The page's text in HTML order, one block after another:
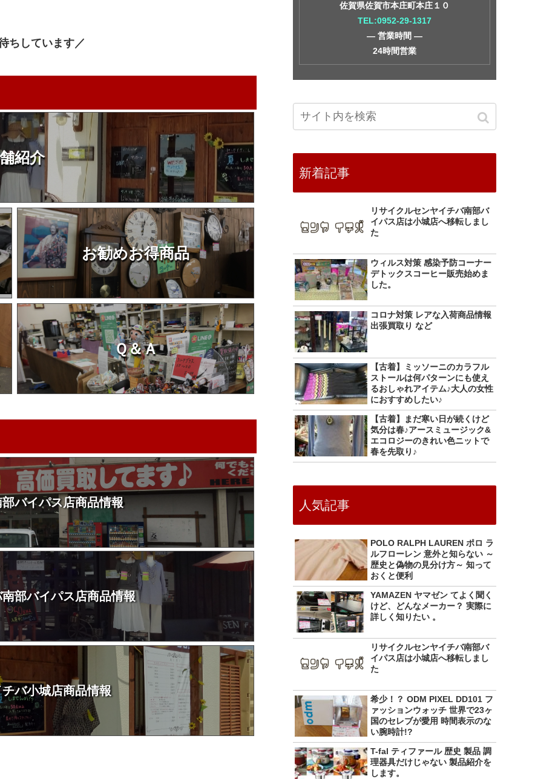
ちしています／
紹介
お勧めお得商品
Ｑ＆Ａ
バイパス店商品情報
部バイパス店商品情報
バ小城店商品情報
佐賀県佐賀市本庄町本庄１０
TEL:0952-29-1317
― 営業時間 ―
24時間営業
新着記事
リサイクルセンヤイチバ南部バ
イパス店は小城店へ移転しまし
た
ウィルス対策 感染予防コーナー
デトックスコーヒー販売始めま
した。
コロナ対策 レアな入荷商品情報
出張買取り など
【古着】ミッソーニのカラフル
ストールは何パターンにも使え
るおしゃれアイテム♪大人の女性
におすすめしたい♪
【古着】まだ寒い日が続くけど
気分は春♪アースミュージック&
エコロジーのきれい色ニットで
春を先取り♪
人気記事
POLO RALPH LAUREN ポロ ラ
ルフローレン 意外と知らない ～
歴史と偽物の見分け方～ 知って
おくと便利
YAMAZEN ヤマゼン てよく聞く
けど、どんなメーカー？ 実際に
詳しく知りたい 。
リサイクルセンヤイチバ南部バ
イパス店は小城店へ移転しまし
た
希少！？ ODM PIXEL DD101 フ
ァッションウォッチ 世界で23ヶ
国のセレブが愛用 時間表示のな
い腕時計!?
T-fal ティファール 歴史 製品 調
理器具だけじゃない 製品紹介を
します。